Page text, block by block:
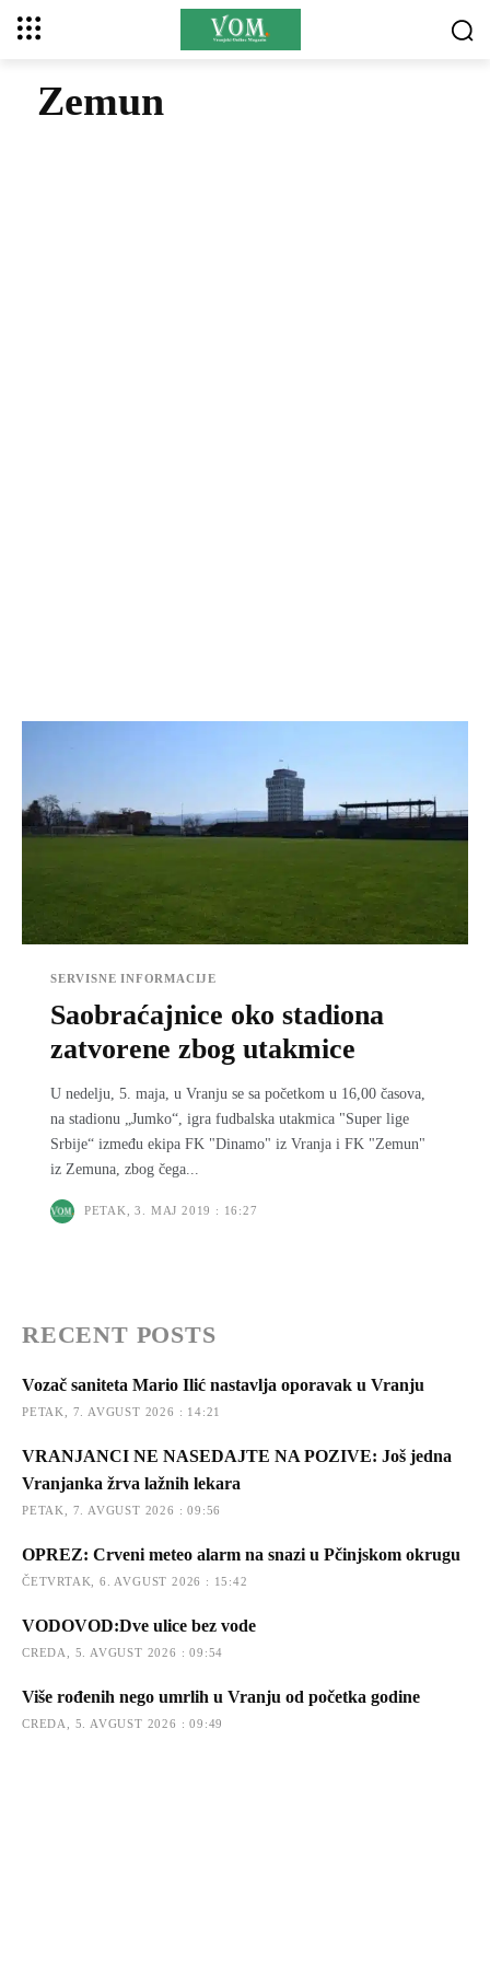
Zemun
SERVISNE INFORMACIJE
Saobraćajnice oko stadiona
zatvorene zbog utakmice
U nedelјu, 5. maja, u Vranju se sa početkom u 16,00 časova,
na stadionu „Jumko“, igra fudbalska utakmica "Super lige
Srbije“ između ekipa FK "Dinamo" iz Vranja i FK "Zemun"
iz Zemuna, zbog čega...
PETAK, 3. MAJ 2019 : 16:27
RECENT POSTS
Vozač saniteta Mario Ilić nastavlja oporavak u Vranju
PETAK, 7. AVGUST 2026 : 14:21
VRANJANCI NE NASEDAJTE NA POZIVE: Još jedna
Vranjanka žrva lažnih lekara
PETAK, 7. AVGUST 2026 : 09:56
OPREZ: Crveni meteo alarm na snazi u Pčinjskom okrugu
ČETVRTAK, 6. AVGUST 2026 : 15:42
VODOVOD:Dve ulice bez vode
CREDA, 5. AVGUST 2026 : 09:54
Više rođenih nego umrlih u Vranju od početka godine
CREDA, 5. AVGUST 2026 : 09:49